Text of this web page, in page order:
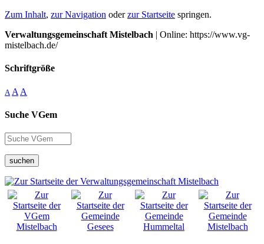
Zum Inhalt, zur Navigation oderzur Startseite springen.
Verwaltungsgemeinschaft Mistelbach | Online: https://www.vg-
mistelbach.de/
Schriftgröße
A A A
Suche VGem
suchen